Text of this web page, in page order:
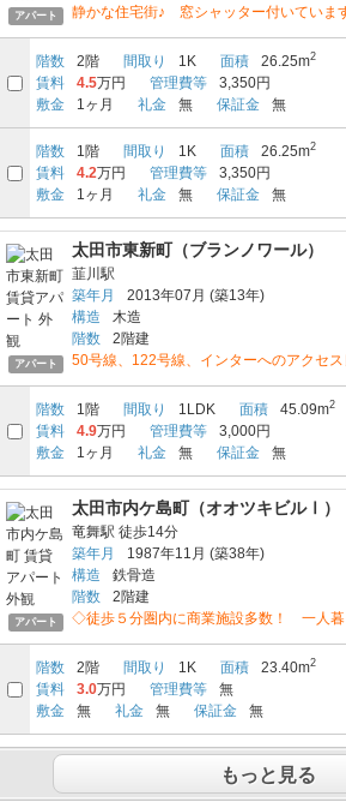
アパート
静かな住宅街♪ 窓シャッター付いていま
階数 2階 間取り 1K 面積 26.25m2
賃料 4.5万円 管理費等
3,350円
敷金
1ヶ月 礼金 無 保証金 無
階数 1階 間取り 1K 面積 26.25m2
賃料 4.2万円 管理費等
3,350円
敷金
1ヶ月 礼金 無 保証金 無
アパート
太田市東新町（ブランノワール）
韮川駅
築年月
2013年07月 (築13年)
構造
木造
階数
2階建
50号線、122号線、インターへのアクセス
階数 1階 間取り 1LDK 面積 45.09m2
賃料 4.9万円 管理費等
3,000円
敷金
1ヶ月 礼金 無 保証金 無
アパート
太田市内ケ島町（オオツキビルⅠ）
竜舞駅 徒歩14分
築年月
1987年11月 (築38年)
構造
鉄骨造
階数
2階建
◇徒歩５分圏内に商業施設多数！ 一人
階数 2階 間取り 1K 面積 23.40m2
賃料 3.0万円 管理費等
無
敷金
無 礼金 無 保証金 無
もっと見る